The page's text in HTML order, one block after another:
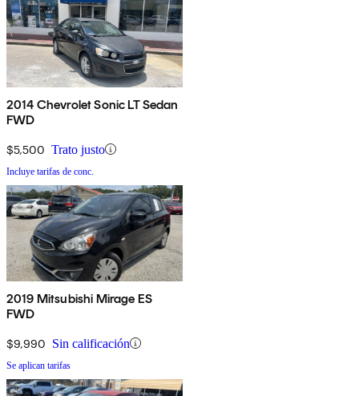
2014 Chevrolet Sonic LT Sedan
FWD
$5,500 Trato justo
Incluye tarifas de conc.
2019 Mitsubishi Mirage ES
FWD
$9,990 Sin calificación
Se aplican tarifas